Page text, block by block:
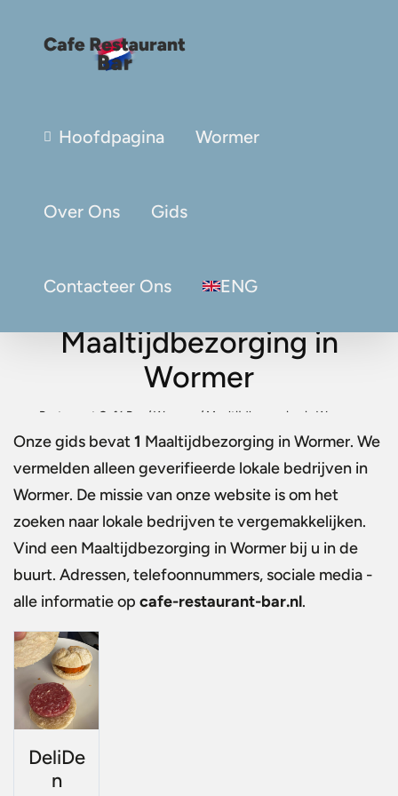
Hoofdpagina Wormer
Over Ons Gids
Contacteer Ons ENG
Maaltijdbezorging in
Wormer
Restaurant Café Bar / Wormer / Maaltijdbezorging in Wormer
Onze gids bevat1 Maaltijdbezorging in Wormer. We
vermelden alleen geverifieerde lokale bedrijven in
Wormer. De missie van onze website is om het
zoeken naar lokale bedrijven te vergemakkelijken.
Vind een Maaltijdbezorging in Wormer bij u in de
buurt. Adressen, telefoonnummers, sociale media -
alle informatie op cafe-restaurant-bar.nl.
DeliDe
n